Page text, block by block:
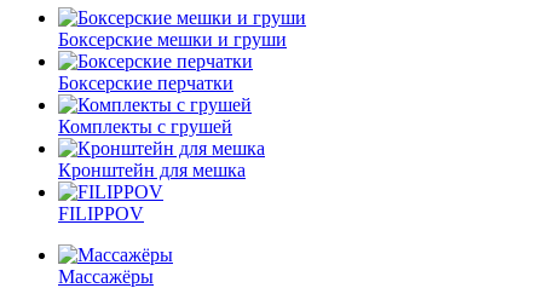
Боксерские мешки и груши
Боксерские перчатки
Комплекты с грушей
Кронштейн для мешка
FILIPPOV
Массажёры